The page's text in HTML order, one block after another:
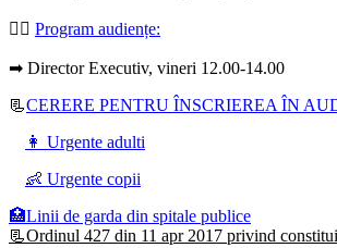
👩‍⚕️ Program audiențe:
➡ Director Executiv, vineri 12.00-14.00
📃CERERE PENTRU ÎNSCRIEREA ÎN
👩 Urgente adulti
👶 Urgente copii
🏥Linii de garda din spitale publice
📃Ordinul 427 din 11 apr 2017 privind